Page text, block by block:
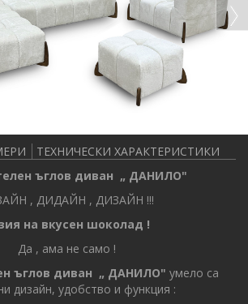
ТЕХНИЧЕСКИ ХАРАКТЕРИСТИКИ
ъглов диван „ ДАНИЛО"
, ДИДАЙН , ДИЗАЙН !!!
на вкусен шоколад !
Да , ама не само !
ъглов диван „ ДАНИЛО" умело са
дизайн, удобство и функция :